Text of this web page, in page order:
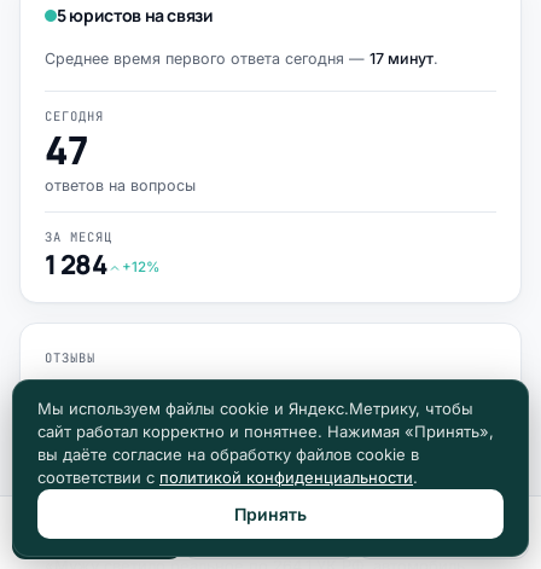
5 юристов на связи
Среднее время первого ответа сегодня — 17 минут.
СЕГОДНЯ
47
ответов на вопросы
ЗА МЕСЯЦ
1 284 +12%
ОТЗЫВЫ
«Брату дали 7 лет по ч. 2 ст. 228. Юрист разобрал дело,
помог подготовить апелляцию — срок снизили до 5 лет,
часть эпизодов переквалифицировали.»
Мы используем файлы cookie и Яндекс.Метрику, чтобы
сайт работал корректно и понятнее. Нажимая «Принять»,
вы даёте согласие на обработку файлов cookie в
соответствии с политикой конфиденциальности.
Принять